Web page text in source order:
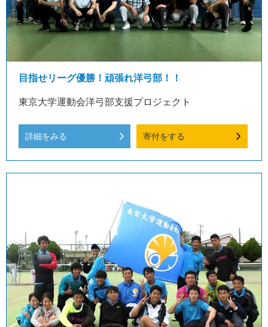
目指せリーグ優勝！頑張れ洋弓部！！
東京大学運動会洋弓部支援プロジェクト
詳細をみる 寄付をする